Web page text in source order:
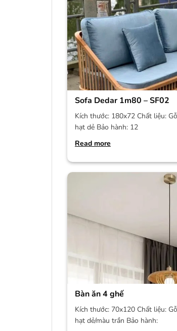
Sofa Dedar 1m80 – SF02
Kích thước: 180x72 Chất liệu:
hạt dẻ Bảo hành: 12
Read more
Bàn ăn 4 ghế
Kích thước: 70x120 Chất liệu:
hạt dẻ/màu trần Bảo hành: